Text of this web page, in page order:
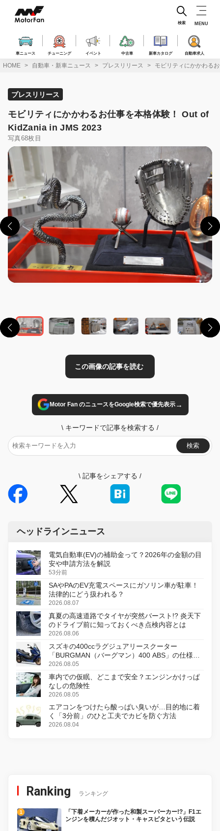
ス
車ニュース チューニング イベント 中古車 新車カタログ 自動車求人
検索 MENU
HOME 自動車・新車ニュース プレスリリース モビリティにかかわる
プレスリリース
モビリティにかかわるお仕事を本格体験！ Out of
KidZania in JMS 2023
写真68枚目
Motor Fan のニュースをGoogle検索で優先表示→
\ キーワードで記事を検索する /
検索
\ 記事をシェアする /
ヘッドラインニュース
電気自動車(EV)の補助金って？2026年の金額の目
安や申請方法を解説
53分前
SAやPAのEV充電スペースにガソリン車が駐車！
法律的にどう扱われる？
2026.08.07
真夏の高速道路でタイヤが突然バースト!? 炎天下
のドライブ前に知っておくべき点検内容とは
2026.08.06
スズキの400ccラグジュアリースクーター
「BURGMAN（バーグマン）400 ABS」の仕様を
変更し、8月18日に発売
2026.08.05
車内での仮眠、どこまで安全？エンジンかけっぱ
なしの危険性
2026.08.05
エアコンをつけたら酸っぱい臭いが…目的地に着
く「3分前」のひと工夫でカビを防ぐ方法
2026.08.04
Ranking ランキング
「下着メーカーが作った和製スーパーカー!?」F1エ
ンジンを積んだジオット・キャスピタという伝説